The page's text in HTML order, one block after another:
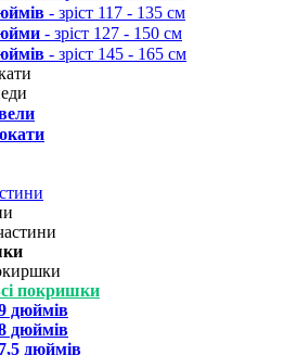
- зріст 117 - 135 см
- зріст 127 - 150 см
- зріст 145 - 165 см
покришки
дюймів
дюймів
дюймів